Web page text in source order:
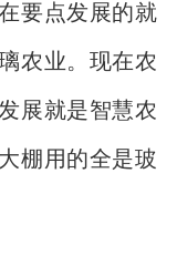
要点发展的就
农业。现在农
展就是智慧农
棚用的全是玻